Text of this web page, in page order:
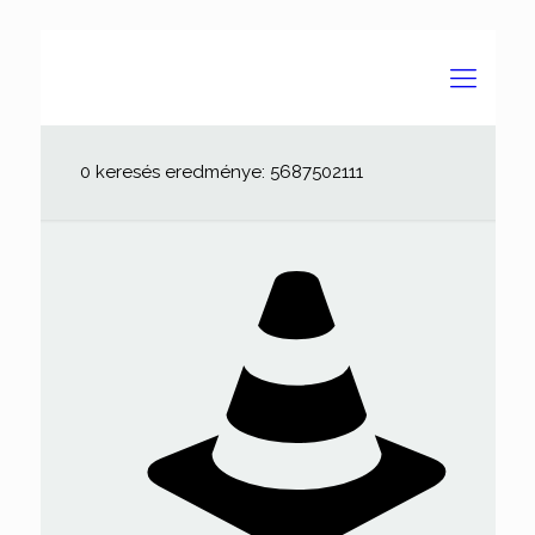
0 keresés eredménye: 5687502111